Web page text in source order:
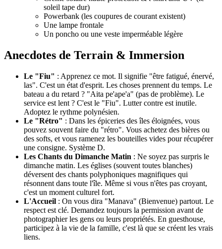
soleil tape dur)
Powerbank (les coupures de courant existent)
Une lampe frontale
Un poncho ou une veste imperméable légère
Anecdotes de Terrain & Immersion
Le "Fiu" : Apprenez ce mot. Il signifie "être fatigué, énervé,
las". C'est un état d'esprit. Les choses prennent du temps. Le
bateau a du retard ? "Aita pe'ape'a" (pas de problème). Le
service est lent ? C'est le "Fiu". Lutter contre est inutile.
Adoptez le rythme polynésien.
Le "Rétro" : Dans les épiceries des îles éloignées, vous
pouvez souvent faire du "rétro". Vous achetez des bières ou
des softs, et vous ramenez les bouteilles vides pour récupérer
une consigne. Système D.
Les Chants du Dimanche Matin : Ne soyez pas surpris le
dimanche matin. Les églises (souvent toutes blanches)
déversent des chants polyphoniques magnifiques qui
résonnent dans toute l'île. Même si vous n'êtes pas croyant,
c'est un moment culturel fort.
L'Accueil : On vous dira "Manava" (Bienvenue) partout. Le
respect est clé. Demandez toujours la permission avant de
photographier les gens ou leurs propriétés. En guesthouse,
participez à la vie de la famille, c'est là que se créent les vrais
liens.